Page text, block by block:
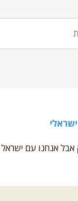
אנחנו עם ישראל